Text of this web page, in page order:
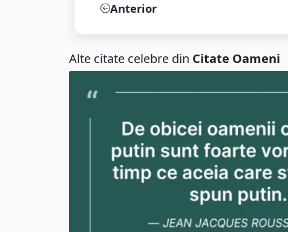
Anterior
Alte citate celebre din Citate Oameni